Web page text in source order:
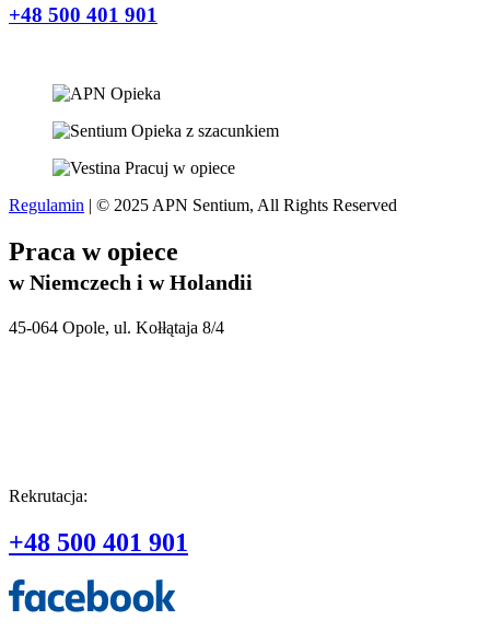
+48 500 401 901
Regulamin | © 2025 APN Sentium, All Rights Reserved
Praca w opiece
w Niemczech i w Holandii
45-064 Opole, ul. Kołłątaja 8/4
Rekrutacja:
+48 500 401 901